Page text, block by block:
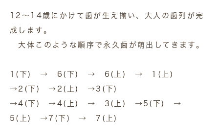
12～14歳にかけて歯が生え揃い、大人の歯列が完
成します。
大体このような順序で永久歯が萌出してきます。
1(下) → 6(下) → 6(上) → 1(上)
→2(下) →2(上) →3(下)
→4(下) →4(上) → 3(上) →5(下) →
5(上) →7(下) → 7(上)